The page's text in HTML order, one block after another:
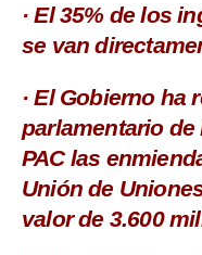
· El 35% de los
se van
· El Gobierno ha
parlamentario de
PAC las
Unión de
valor de 3.600